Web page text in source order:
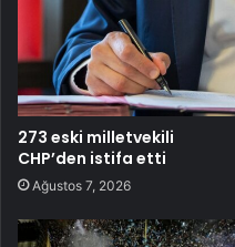
273 eski milletvekili
CHP’den istifa etti
Ağustos 7, 2026